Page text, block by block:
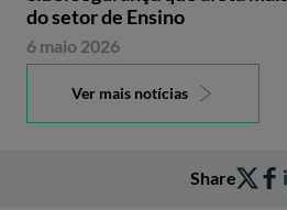
do setor de Ensino
6 maio 2026
Ver mais notícias
Share